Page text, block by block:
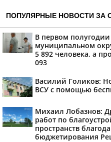
ПОПУЛЯРНЫЕ НОВОСТИ ЗА
В первом
муниципальном
5 892 человека, а
093
Василий Голиков:
ВСУ с помощью
Михаил Лобазнов:
работ по
пространств
бюджетирования